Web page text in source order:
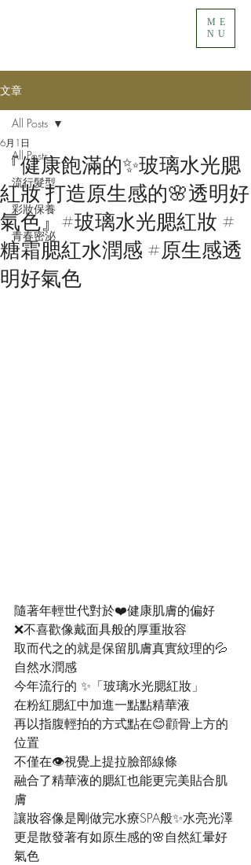
ME
NU
文章
All Posts
流行髮型
彩妝保養
青春密泌
All Posts
『健康飽滿的✨玻璃水光腮
紅妝 打造原生感的🌸透明好
氣色』​#玻璃水光腮紅妝 #
糖霜腮紅水潤感 #原生感透
明好氣色
6月1日
隨著年輕世代對於❤️健康肌膚的偏好
❌不喜歡像戴面具般的厚重妝容
取而代之的就是保留肌膚真實紋理的💦
自然水潤感
今年流行的 ✨「玻璃水光腮紅妝」
在粉紅腮紅中加進一點點精華液
再以指腹輕拍的方式點在😊顴骨上方的
位置
不僅在👁️視覺上提拉臉部線條
融合了精華液的腮紅也能更完美貼合肌
膚
讓妝容像是剛做完水療SPA般✨水亮光澤
更是散發著有如原生感的🌸自然紅暈好
氣色